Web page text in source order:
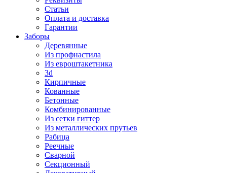
Статьи
Оплата и доставка
Гарантии
Заборы
Деревянные
Из профнастила
Из евроштакетника
3d
Кирпичные
Кованные
Бетонные
Комбинированные
Из сетки гиттер
Из металлических прутьев
Рабица
Реечные
Сварной
Секционный